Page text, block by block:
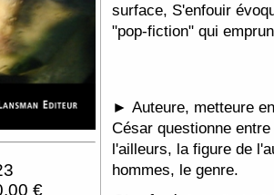
€
surface, S'enfouir
"pop-fiction" qui
► Auteure, metteure
César questionne
l'ailleurs, la figure de
hommes, le genre.